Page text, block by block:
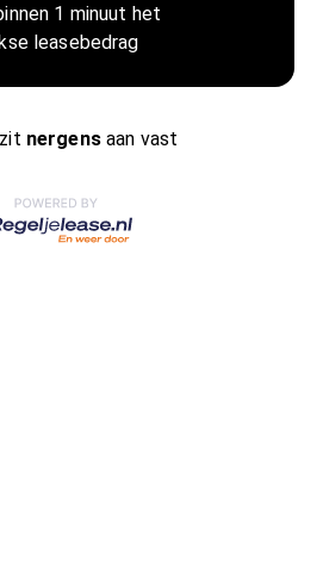
1 minuut het
leasebedrag
nergensaan vast